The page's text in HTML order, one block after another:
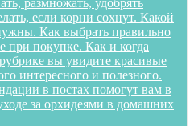
размножать, удобрять
если корни сохнут. Какой
Как выбрать правильно
при покупке. Как и когда
вы увидите красивые
интересного и полезного.
в постах помогут вам в
за орхидеями в домашних